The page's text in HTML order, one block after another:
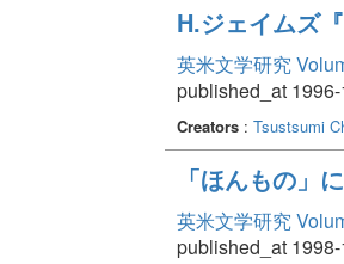
H.ジェイムズ
英米文学研究
published_at
Creators: Tsustsumi
「ほんもの」
英米文学研究
published_at